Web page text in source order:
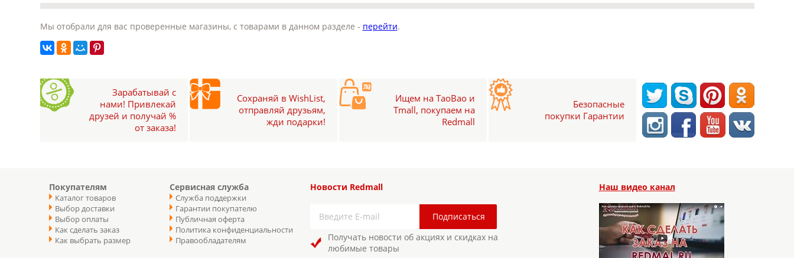
Мы отобрали для вас проверенные магазины, с товарами в данном разделе - перейти.
Зарабатывай с
нами! Привлекай
друзей и получай %
от заказа!
Сохраняй в WishList,
отправляй друзьям,
жди подарки!
Ищем на TaoBao и
Tmall, покупаем на
Redmall
Безопасные
покупки Гарантии
Покупателям
Каталог товаров
Выбор доставки
Выбор оплаты
Как сделать заказ
Как выбрать размер
Сервисная служба
Служба поддержки
Гарантии покупателю
Публичная оферта
Политика конфиденциальности
Правообладателям
Новости Redmall
Получать новости об акциях и скидках на
любимые товары
Наш видео канал